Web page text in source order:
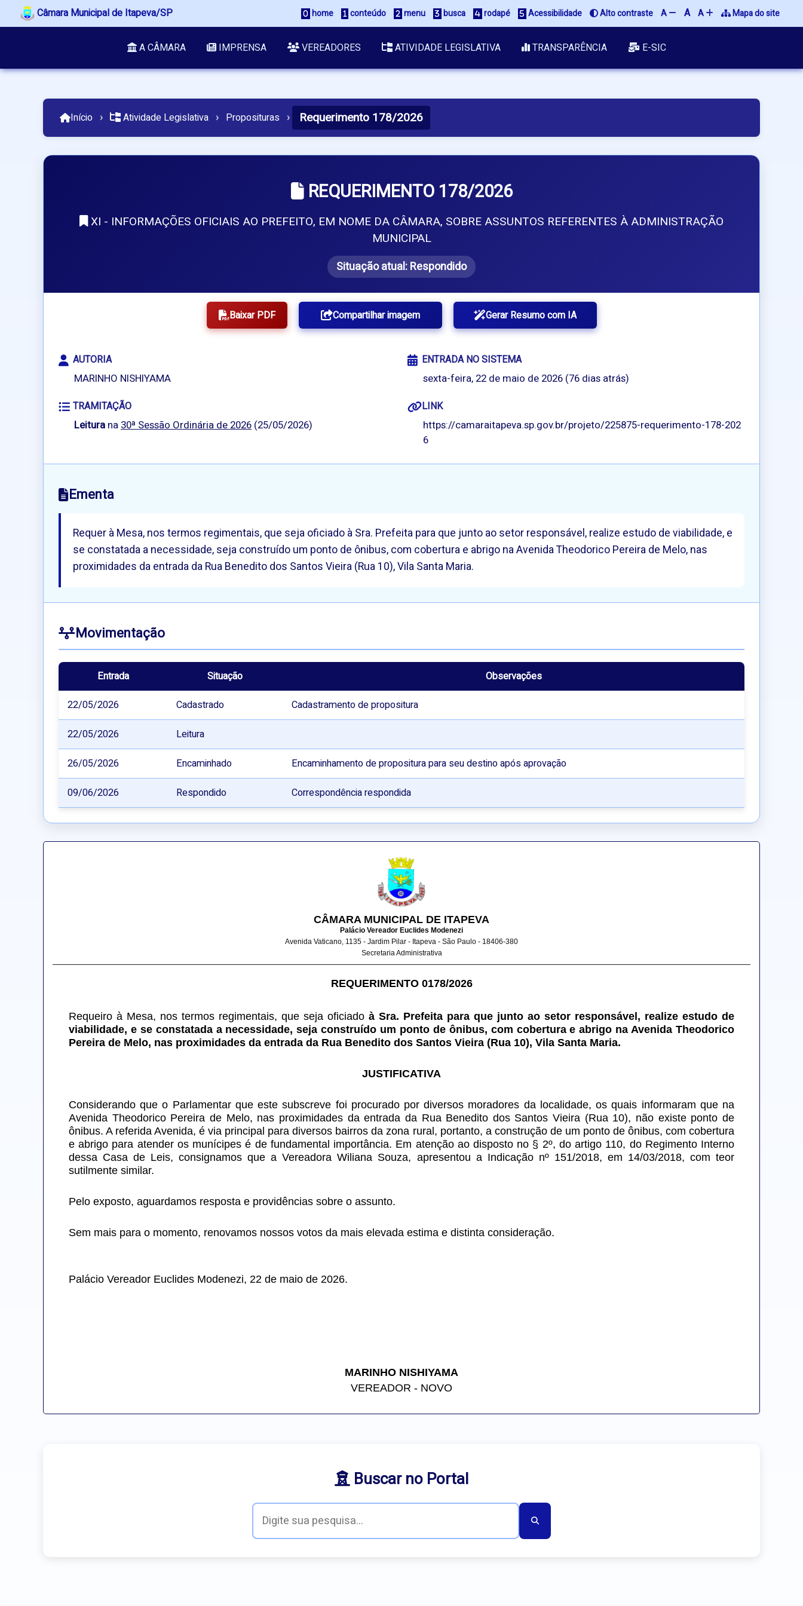
Câmara Municipal de Itapeva/SP home conteúdo menu busca rodapé Acessibilidade Alto contraste A A A Mapa do site
A CÂMARA IMPRENSA VEREADORES ATIVIDADE LEGISLATIVA TRANSPARÊNCIA E-SIC
Início › Atividade Legislativa › Proposituras › Requerimento 178/2026
REQUERIMENTO 178/2026
XI - INFORMAÇÕES OFICIAIS AO PREFEITO, EM NOME DA CÂMARA, SOBRE ASSUNTOS REFERENTES À ADMINISTRAÇÃO
MUNICIPAL
Situação atual:Respondido
Baixar PDF Compartilhar imagem Gerar Resumo com IA
AUTORIA
MARINHO NISHIYAMA
ENTRADA NO SISTEMA
sexta-feira, 22 de maio de 2026 (76 dias atrás)
TRAMITAÇÃO
Leitura na30ª Sessão Ordinária de 2026 (25/05/2026)
LINK
https://camaraitapeva.sp.gov.br/projeto/225875-requerimento-178-202
6
Ementa
Requer à Mesa, nos termos regimentais, que seja oficiado à Sra. Prefeita para que junto ao setor responsável, realize estudo de viabilidade, e
se constatada a necessidade, seja construído um ponto de ônibus, com cobertura e abrigo na Avenida Theodorico Pereira de Melo, nas
proximidades da entrada da Rua Benedito dos Santos Vieira (Rua 10), Vila Santa Maria.
Movimentação
Entrada Situação
Observações
22/05/2026
Cadastrado Cadastramento de propositura
22/05/2026 Leitura
26/05/2026 Encaminhado Encaminhamento de propositura para seu destino após aprovação
09/06/2026 Respondido Correspondência respondida
CÂMARA MUNICIPAL DE ITAPEVA
Palácio Vereador Euclides Modenezi
Avenida Vaticano, 1135 - Jardim Pilar - Itapeva - São Paulo - 18406-380
Secretaria Administrativa
REQUERIMENTO 0178/2026
Requeiro à Mesa, nos termos regimentais, que seja oficiado à Sra. Prefeita para que junto ao setor responsável, realize estudo de
viabilidade, e se constatada a necessidade, seja construído um ponto de ônibus, com cobertura e abrigo na Avenida Theodorico
Pereira de Melo, nas proximidades da entrada da Rua Benedito dos Santos Vieira (Rua 10), Vila Santa Maria.
JUSTIFICATIVA
Considerando que o Parlamentar que este subscreve foi procurado por diversos moradores da localidade, os quais informaram que na
Avenida Theodorico Pereira de Melo, nas proximidades da entrada da Rua Benedito dos Santos Vieira (Rua 10), não existe ponto de
ônibus. A referida Avenida, é via principal para diversos bairros da zona rural, portanto, a construção de um ponto de ônibus, com cobertura
e abrigo para atender os munícipes é de fundamental importância. Em atenção ao disposto no § 2º, do artigo 110, do Regimento Interno
dessa Casa de Leis, consignamos que a Vereadora Wiliana Souza, apresentou a Indicação nº 151/2018, em 14/03/2018, com teor
sutilmente similar.
Pelo exposto, aguardamos resposta e providências sobre o assunto.
Sem mais para o momento, renovamos nossos votos da mais elevada estima e distinta consideração.
Palácio Vereador Euclides Modenezi, 22 de maio de 2026.
MARINHO NISHIYAMA
VEREADOR - NOVO
Buscar no Portal